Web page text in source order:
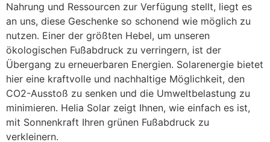
Nahrung und Ressourcen zur Verfügung stellt, liegt es
an uns, diese Geschenke so schonend wie möglich zu
nutzen. Einer der größten Hebel, um unseren
ökologischen Fußabdruck zu verringern, ist der
Übergang zu erneuerbaren Energien. Solarenergie bietet
hier eine kraftvolle und nachhaltige Möglichkeit, den
CO2-Ausstoß zu senken und die Umweltbelastung zu
minimieren. Helia Solar zeigt Ihnen, wie einfach es ist,
mit Sonnenkraft Ihren grünen Fußabdruck zu
verkleinern.